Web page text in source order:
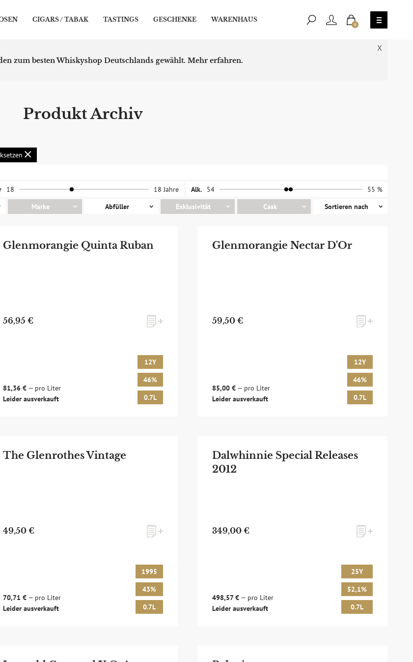
CIGARS / TABAK TASTINGS GESCHENKE WARENHAUS
0
X
zum besten Whiskyshop Deutschlands gewählt. Mehr erfahren.
Produkt Archiv
18 18 Jahre Alk. 54
55 %
Marke Abfüller Exklusivität Cask Sortieren nach
Glenmorangie Quinta Ruban
56,95 €
81,36 €— pro Liter
Leider ausverkauft
12Y
46%
0.7L
Glenmorangie Nectar D'Or
59,50 €
85,00 € — pro Liter
Leider ausverkauft
12Y
46%
0.7L
The Glenrothes Vintage
49,50 €
70,71 €— pro Liter
Leider ausverkauft
1995
43%
0.7L
Dalwhinnie Special Releases
2012
349,00 €
498,57 € — pro Liter
Leider ausverkauft
25Y
52,1%
0.7L